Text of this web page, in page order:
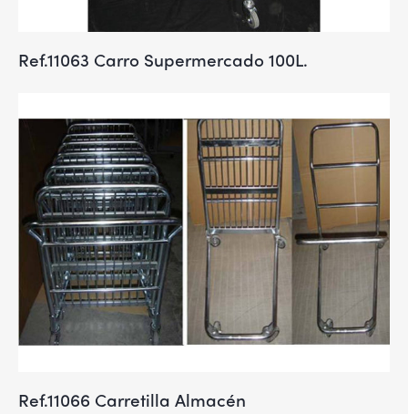
Ref.11063 Carro Supermercado 100L.
Ref.11066 Carretilla Almacén